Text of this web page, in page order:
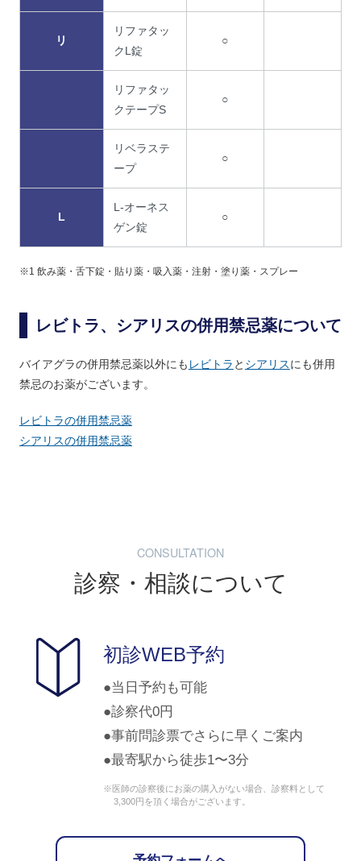
リ
リファタッ
クL錠
○
リファタッ
クテープS
○
リベラステ
ープ
○
L
L-オーネス
ゲン錠
○
※1 飲み薬・舌下錠・貼り薬・吸入薬・注射・塗り薬・スプレー
レビトラ、シアリスの併用禁忌薬について
バイアグラの併用禁忌薬以外にも レビトラ と シアリスにも併用
禁忌のお薬がございます。
レビトラの併用禁忌薬
シアリスの併用禁忌薬
CONSULTATION
診察・相談について
初診WEB予約
当日予約も可能
診察代0円
事前問診票でさらに早くご案内
最寄駅から徒歩1〜3分
※医師の診察後にお薬の購入がない場合、診察料として
3,300円を頂く場合がございます。